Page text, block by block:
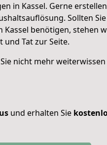
in Kassel. Gerne
Sollten
Kassel benötigen, stehen
Tat zur Seite.
nicht mehr weiterwissen
und erhalten Sie